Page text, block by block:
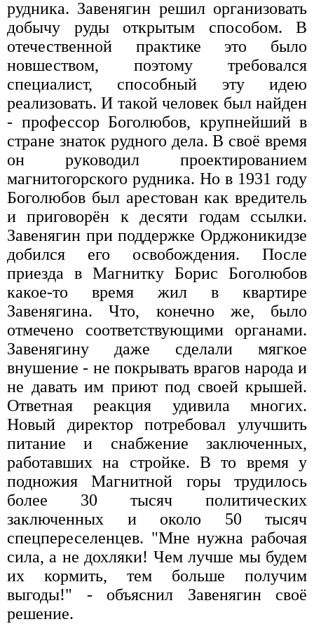
рудника. Завенягин решил организовать
добычу руды открытым способом. В
отечественной практике это было
новшеством, поэтому требовался
специалист, способный эту идею
реализовать. И такой человек был найден
- профессор Боголюбов, крупнейший в
стране знаток рудного дела. В своё время
он руководил проектированием
магнитогорского рудника. Но в 1931 году
Боголюбов был арестован как вредитель
и приговорён к десяти годам ссылки.
Завенягин при поддержке Орджоникидзе
добился его освобождения. После
приезда в Магнитку Борис Боголюбов
какое-то время жил в квартире
Завенягина. Что, конечно же, было
отмечено соответствующими органами.
Завенягину даже сделали мягкое
внушение - не покрывать врагов народа и
не давать им приют под своей крышей.
Ответная реакция удивила многих.
Новый директор потребовал улучшить
питание и снабжение заключенных,
работавших на стройке. В то время у
подножия Магнитной горы трудилось
более 30 тысяч политических
заключенных и около 50 тысяч
спецпереселенцев. "Мне нужна рабочая
сила, а не дохляки! Чем лучше мы будем
их кормить, тем больше получим
выгоды!" - объяснил Завенягин своё
решение.